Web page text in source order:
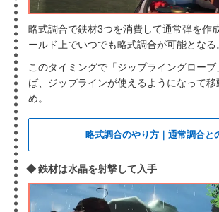
略式調合で鉄材3つを消費して通常弾を作
ールド上でいつでも略式調合が可能となる
このタイミングで「ジップライングロー
ば、ジップラインが使えるようになって
め。
略式調合のやり方｜通常調合と
鉄材は水晶を射撃して入手